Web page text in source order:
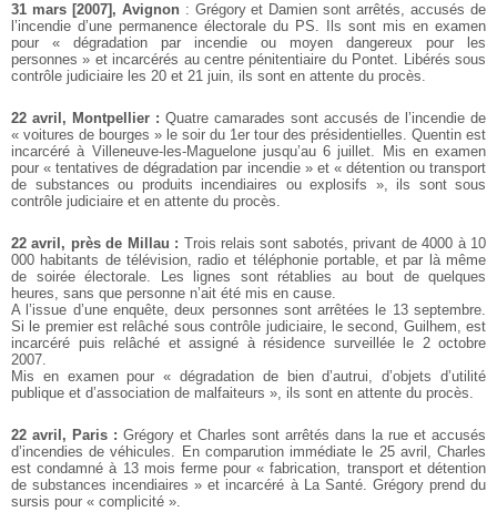
31 mars [2007], Avignon: Grégory et Damien sont arrêtés, accusés de
l’incendie d’une permanence électorale du PS. Ils sont mis en examen
pour « dégradation par incendie ou moyen dangereux pour les
personnes » et incarcérés au centre pénitentiaire du Pontet. Libérés sous
contrôle judiciaire les 20 et 21 juin, ils sont en attente du procès.
22 avril, Montpellier : Quatre camarades sont accusés de l’incendie de
« voitures de bourges » le soir du 1er tour des présidentielles. Quentin est
incarcéré à Villeneuve-les-Maguelone jusqu’au 6 juillet. Mis en examen
pour « tentatives de dégradation par incendie » et « détention ou transport
de substances ou produits incendiaires ou explosifs », ils sont sous
contrôle judiciaire et en attente du procès.
22 avril, près de Millau : Trois relais sont sabotés, privant de 4000 à 10
000 habitants de télévision, radio et téléphonie portable, et par là même
de soirée électorale. Les lignes sont rétablies au bout de quelques
heures, sans que personne n’ait été mis en cause.
A l’issue d’une enquête, deux personnes sont arrêtées le 13 septembre.
Si le premier est relâché sous contrôle judiciaire, le second, Guilhem, est
incarcéré puis relâché et assigné à résidence surveillée le 2 octobre
2007.
Mis en examen pour « dégradation de bien d’autrui, d’objets d’utilité
publique et d’association de malfaiteurs », ils sont en attente du procès.
22 avril, Paris : Grégory et Charles sont arrêtés dans la rue et accusés
d’incendies de véhicules. En comparution immédiate le 25 avril, Charles
est condamné à 13 mois ferme pour « fabrication, transport et détention
de substances incendiaires » et incarcéré à La Santé. Grégory prend du
sursis pour « complicité ».